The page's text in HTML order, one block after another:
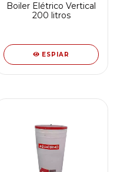
Boiler Elétrico Vertical
200 litros
ESPIAR